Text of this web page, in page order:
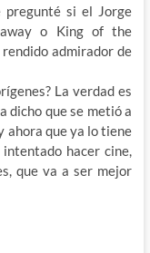
si el Jorge
o King of the
admirador de
La verdad es
dicho que se metió a
ahora que ya lo tiene
hacer cine,
que va a ser mejor